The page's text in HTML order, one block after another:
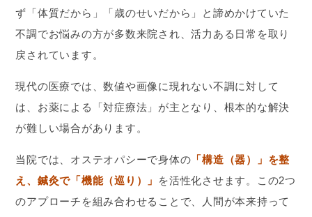
ず「体質だから」「歳のせいだから」と諦めかけていた
不調でお悩みの方が多数来院され、活力ある日常を取り
戻されています。
現代の医療では、数値や画像に現れない不調に対して
は、お薬による「対症療法」が主となり、根本的な解決
が難しい場合があります。
当院では、オステオパシーで身体の 「構造（器）」を整
え、鍼灸で「機能（巡り）」
を活性化させます。この2つ
のアプローチを組み合わせることで、人間が本来持って